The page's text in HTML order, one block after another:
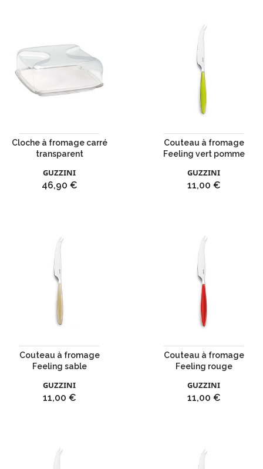
Cloche à fromage carré
transparent
GUZZINI
Prix
46,90 €
Couteau à fromage
Feeling vert pomme
GUZZINI
Prix
11,00 €
Couteau à fromage
Feeling sable
GUZZINI
Prix
11,00 €
Couteau à fromage
Feeling rouge
GUZZINI
Prix
11,00 €